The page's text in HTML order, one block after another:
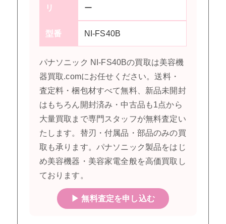
リ
ー
型番 NI-FS40B
パナソニック NI-FS40Bの買取は美容機
器買取.comにお任せください。送料・
査定料・梱包材すべて無料、新品未開封
はもちろん開封済み・中古品も1点から
大量買取まで専門スタッフが無料査定い
たします。替刃・付属品・部品のみの買
取も承ります。パナソニック製品をはじ
め美容機器・美容家電全般を高価買取し
ております。
▶ 無料査定を申し込む